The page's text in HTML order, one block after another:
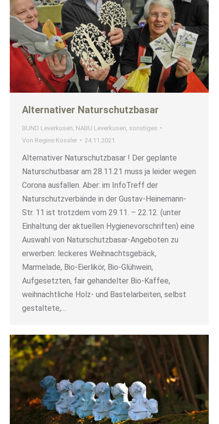
Alternativer Naturschutzbasar
BUND Leverkusen NABU Leverkusen sonstiges
Von Regine Kossler 24.11.2021
Alternativer Naturschutzbasar ! Der geplante
Naturschutbasar am 28.11.21 muss ja leider wegen
Corona ausfallen. Aber: im InfoTreff der
Naturschutzverbände in der Gustav-Heinemann-
Str. 11 ist trotzdem vom 29.11. – 22.12. (unter
Einhaltung der aktuellen Hygienevorschriften) eine
Auswahl von Naturschutzbasar-Angeboten zu
erwerben: leckeres Weihnachtsgebäck,
Marmelade, Bio-Eierlikör, Bio-Glühwein,
Aufgesetzten, fair gehandelter Bio-Kaffee,
weihnachtliche Holz- und Bastelarbeiten, selbst
gestaltete,…